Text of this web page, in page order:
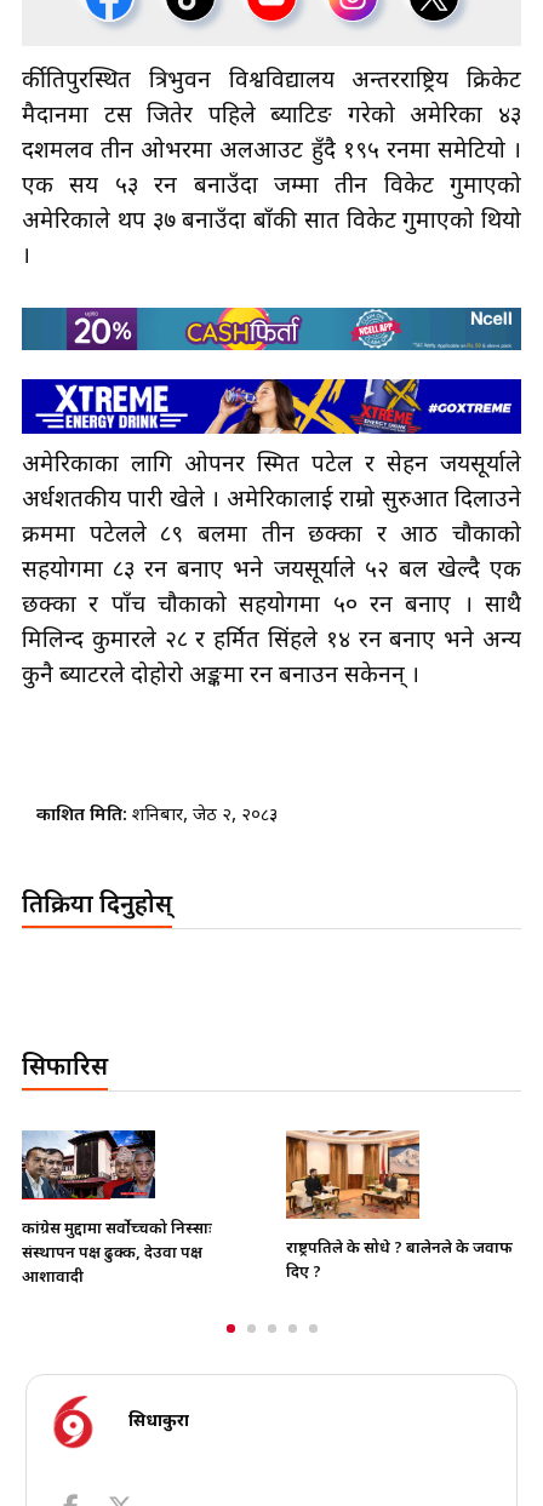
र्कीतिपुरस्थित त्रिभुवन विश्वविद्यालय अन्तरराष्ट्रिय क्रिकेट
मैदानमा टस जितेर पहिले ब्याटिङ गरेको अमेरिका ४३
दशमलव तीन ओभरमा अलआउट हुँदै १९५ रनमा समेटियो ।
एक सय ५३ रन बनाउँदा जम्मा तीन विकेट गुमाएको
अमेरिकाले थप ३७ बनाउँदा बाँकी सात विकेट गुमाएको थियो
।
अमेरिकाका लागि ओपनर स्मित पटेल र सेहन जयसूर्याले
अर्धशतकीय पारी खेले । अमेरिकालाई राम्रो सुरुआत दिलाउने
क्रममा पटेलले ८९ बलमा तीन छक्का र आठ चौकाको
सहयोगमा ८३ रन बनाए भने जयसूर्याले ५२ बल खेल्दै एक
छक्का र पाँच चौकाको सहयोगमा ५० रन बनाए । साथै
मिलिन्द कुमारले २८ र हर्मित सिंहले १४ रन बनाए भने अन्य
कुनै ब्याटरले दोहोरो अङ्कमा रन बनाउन सकेनन् ।
प्रकाशित मिति: शनिबार, जेठ २, २०८३
प्रतिक्रिया दिनुहोस्
सिफारिस
राष्ट्रपतिले के सोधे ? बालेनले के जवाफ
दिए ?
क्रियाकलापप्रति सरकार पूर्ण रुपमा सचेत
छ
सिधाकुरा